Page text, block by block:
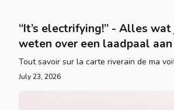
“It’s electrifying!” - Alles
weten over een laadpaal
Tout savoir sur la carte riverain de ma
July 23, 2026